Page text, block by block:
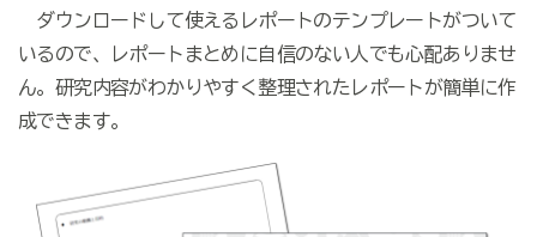
ダウンロードして使えるレポートのテンプレートがついて
いるので、レポートまとめに自信のない人でも心配ありませ
ん。研究内容がわかりやすく整理されたレポートが簡単に作
成できます。